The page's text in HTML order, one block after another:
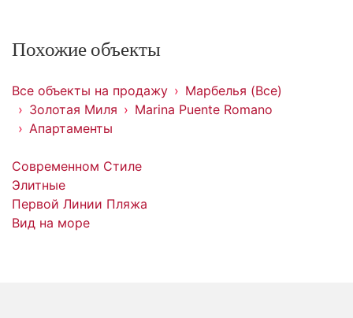
Похожие объекты
Все объекты на продажу
Марбелья (Все)
Золотая Миля
Marina Puente Romano
Апартаменты
Современном Стиле
Элитные
Первой Линии Пляжа
Вид на море